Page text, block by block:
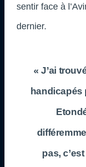
sentir face à
dernier.
« J’ai
handicapés
pas,